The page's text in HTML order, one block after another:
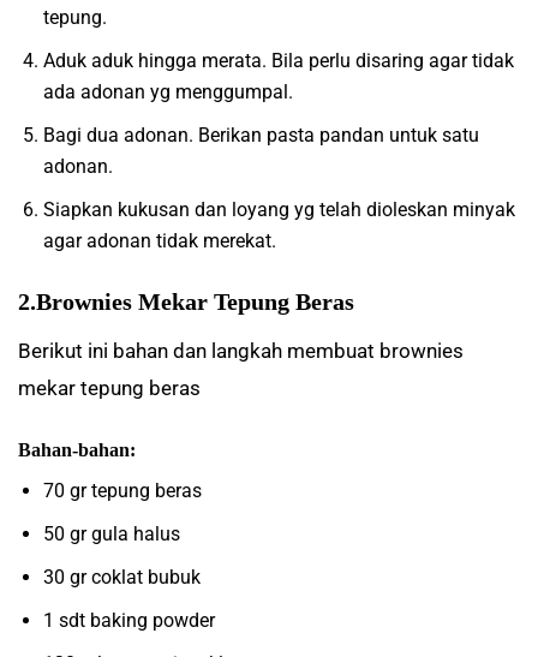
tepung.
Aduk aduk hingga merata. Bila perlu disaring agar tidak
ada adonan yg menggumpal.
Bagi dua adonan. Berikan pasta pandan untuk satu
adonan.
Siapkan kukusan dan loyang yg telah dioleskan minyak
agar adonan tidak merekat.
2.Brownies Mekar Tepung Beras
Berikut ini bahan dan langkah membuat brownies
mekar tepung beras
Bahan-bahan:
70 gr tepung beras
50 gr gula halus
30 gr coklat bubuk
1 sdt baking powder